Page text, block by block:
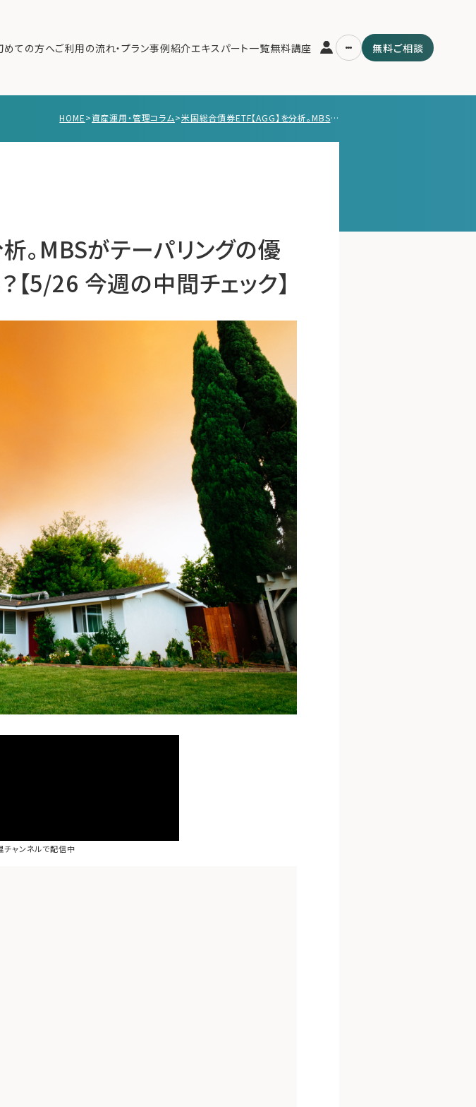
めての方へご利用の流れ・プラン事例紹介エキスパート一覧無料講座 無料ご相談
HOME>資産運用・管理コラム> 米国総合債券ETF【AGG】を分析。MBSがテーパリングの優先対象になった場合の影響は？【5/26 今週の中間チェック】
。MBSがテーパリングの優
5/26 今週の中間チェック】
ャンネルで配信中